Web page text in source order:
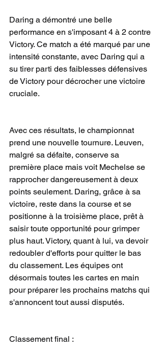
Daring a démontré une belle
performance en s'imposant 4 à 2 contre
Victory. Ce match a été marqué par une
intensité constante, avec Daring qui a
su tirer parti des faiblesses défensives
de Victory pour décrocher une victoire
cruciale.
Avec ces résultats, le championnat
prend une nouvelle tournure. Leuven,
malgré sa défaite, conserve sa
première place mais voit Mechelse se
rapprocher dangereusement à deux
points seulement. Daring, grâce à sa
victoire, reste dans la course et se
positionne à la troisième place, prêt à
saisir toute opportunité pour grimper
plus haut. Victory, quant à lui, va devoir
redoubler d'efforts pour quitter le bas
du classement. Les équipes ont
désormais toutes les cartes en main
pour préparer les prochains matchs qui
s'annoncent tout aussi disputés.
Classement final :